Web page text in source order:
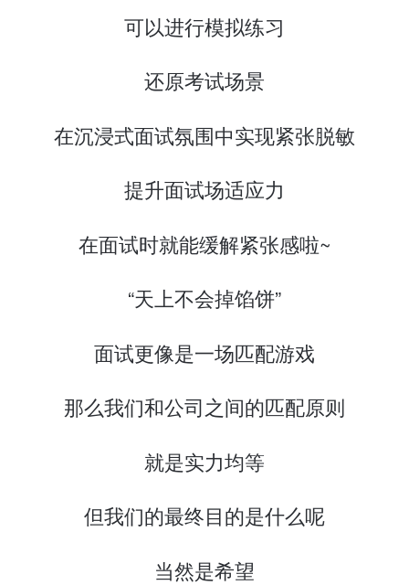
可以进行模拟练习
还原考试场景
在沉浸式面试氛围中实现紧张脱敏
提升面试场适应力
在面试时就能缓解紧张感啦~
“天上不会掉馅饼”
面试更像是一场匹配游戏
那么我们和公司之间的匹配原则
就是实力均等
但我们的最终目的是什么呢
当然是希望